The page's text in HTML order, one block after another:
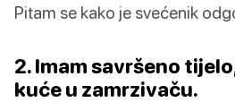
Pitam se kako je svećenik
2. Imam savršeno
kuće u zamrzivaču.